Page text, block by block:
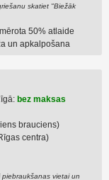
skatiet "Biežāk
50% atlaide
un apkalpošana
bez maksas
brauciens)
centra)
vietai un